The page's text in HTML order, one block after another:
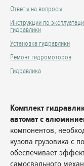
Ответы на вопросы
Инструкции по
гидравлики
Установка гидравлики
Ремонт гидромоторов
Гидравлика
Комплект
автомат с
компонентов,
кузова грузовика с
обеспечивает
самосвального